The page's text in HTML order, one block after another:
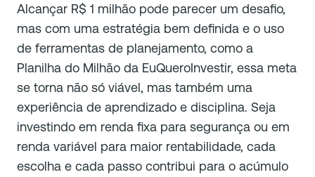
Alcançar R$ 1 milhão pode parecer um desafio,
mas com uma estratégia bem definida e o uso
de ferramentas de planejamento, como a
Planilha do Milhão da EuQueroInvestir, essa meta
se torna não só viável, mas também uma
experiência de aprendizado e disciplina. Seja
investindo em renda fixa para segurança ou em
renda variável para maior rentabilidade, cada
escolha e cada passo contribui para o acúmulo